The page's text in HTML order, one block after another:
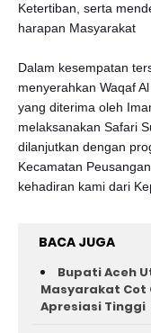
Ketertiban, serta
harapan Masyarakat
Dalam kesempatan
menyerahkan Waqaf
yang diterima oleh
melaksanakan Safari
dilanjutkan dengan
Kecamatan
kehadiran kami dari
BACA JUGA
Bupati Aceh
Masyarakat Cot
Apresiasi Tinggi